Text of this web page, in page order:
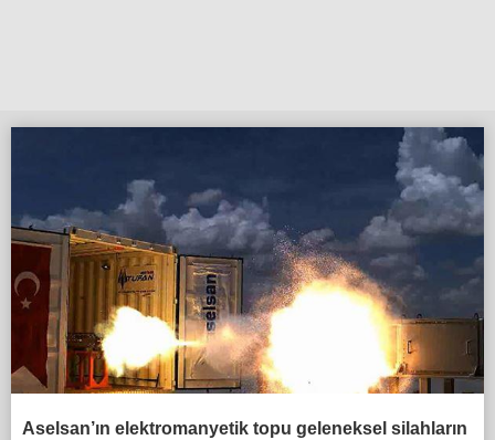
Aselsan’ın elektromanyetik topu geleneksel silahların